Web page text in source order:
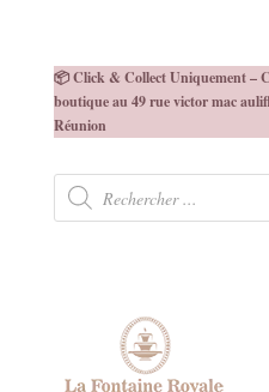
📦 Click & Collect Uniquement –
boutique au 49 rue victor mac
Réunion
Recherche
produits